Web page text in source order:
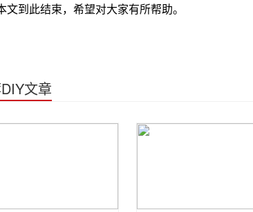
文到此结束，希望对大家有所帮助。
文章